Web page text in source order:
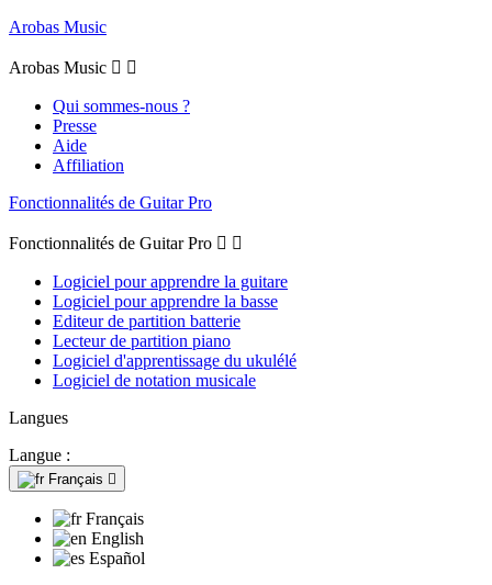
Arobas Music
Arobas Music  
Qui sommes-nous ?
Presse
Aide
Affiliation
Fonctionnalités de Guitar Pro
Fonctionnalités de Guitar Pro  
Logiciel pour apprendre la guitare
Logiciel pour apprendre la basse
Editeur de partition batterie
Lecteur de partition piano
Logiciel d'apprentissage du ukulélé
Logiciel de notation musicale
Langues
Langue :
Français 
Français
English
Español